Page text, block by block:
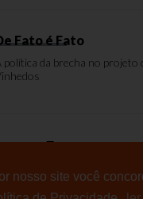
nosso site você
Fato é Fato
política da brecha no projeto
Enquete